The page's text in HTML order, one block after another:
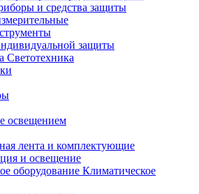
и средства защиты
защиты
Светотехника
освещением
лента и комплектующие
и освещение
Климатическое